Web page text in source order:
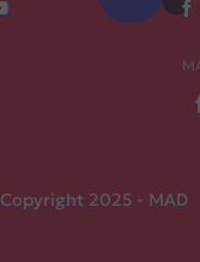
Copyright 2025 - MAD